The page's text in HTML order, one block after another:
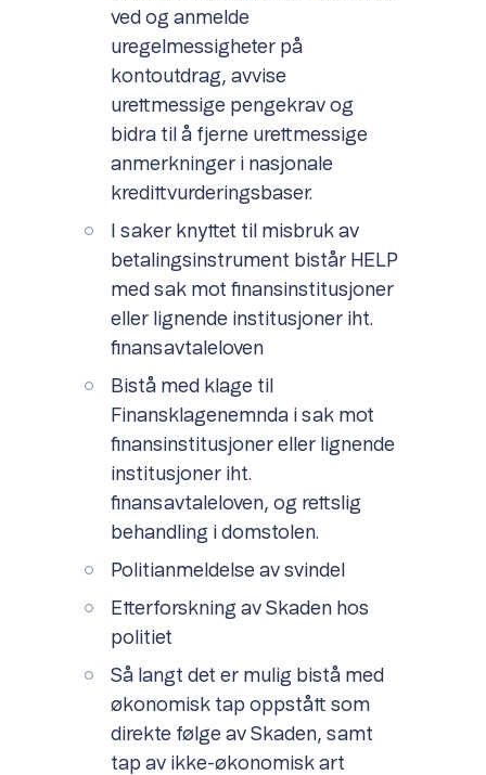
ved og anmelde
uregelmessigheter på
kontoutdrag, avvise
urettmessige pengekrav og
bidra til å fjerne urettmessige
anmerkninger i nasjonale
kredittvurderingsbaser.
I saker knyttet til misbruk av
betalingsinstrument bistår HELP
med sak mot finansinstitusjoner
eller lignende institusjoner iht.
finansavtaleloven
Bistå med klage til
Finansklagenemnda i sak mot
finansinstitusjoner eller lignende
institusjoner iht.
finansavtaleloven, og rettslig
behandling i domstolen.
Politianmeldelse av svindel
Etterforskning av Skaden hos
politiet
Så langt det er mulig bistå med
økonomisk tap oppstått som
direkte følge av Skaden, samt
tap av ikke-økonomisk art